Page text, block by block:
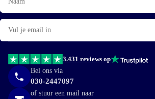
E-
mail
3.431 reviews op
Bel ons via
030-2447097
of stuur een mail naar